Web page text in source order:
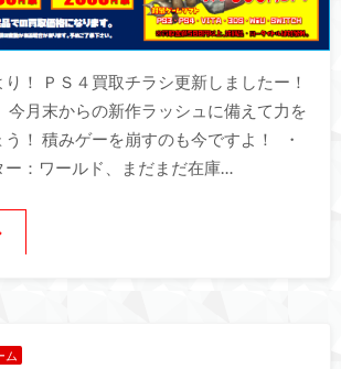
！ ＰＳ４買取チラシ更新しましたー！
今月末からの新作ラッシュに備えて力を
！ 積みゲーを崩すのも今ですよ！ ・
ー：ワールド、まだまだ在庫…
ム